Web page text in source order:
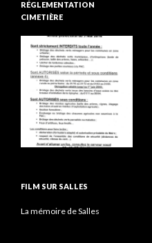
RÉGLEMENTATION
CIMETIÈRE
FILM SUR SALLES
La mémoire de Salles